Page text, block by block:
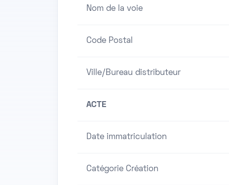
Nom de la voie
Code Postal
Ville/Bureau distributeur
ACTE
Date immatriculation
Catégorie Création